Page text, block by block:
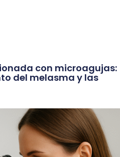
con microagujas:
del melasma y las